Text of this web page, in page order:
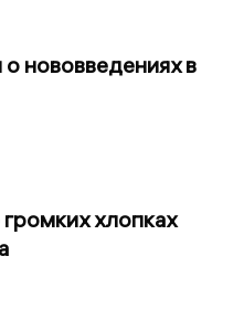
нововведениях в
хлопках